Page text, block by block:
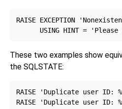
RAISE EXCEPTION
These two examples show
the SQLSTATE:
RAISE 'Duplicate user ID: